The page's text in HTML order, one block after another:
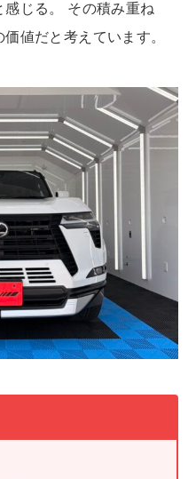
じる。 その積み重ね
値だと考えています。